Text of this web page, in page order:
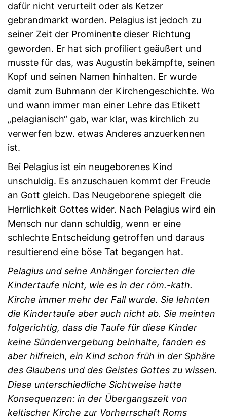
dafür nicht verurteilt oder als Ketzer
gebrandmarkt worden. Pelagius ist jedoch zu
seiner Zeit der Prominente dieser Richtung
geworden. Er hat sich profiliert geäußert und
musste für das, was Augustin bekämpfte, seinen
Kopf und seinen Namen hinhalten. Er wurde
damit zum Buhmann der Kirchengeschichte. Wo
und wann immer man einer Lehre das Etikett
„pelagianisch“ gab, war klar, was kirchlich zu
verwerfen bzw. etwas Anderes anzuerkennen
ist.
Bei Pelagius ist ein neugeborenes Kind
unschuldig. Es anzuschauen kommt der Freude
an Gott gleich. Das Neugeborene spiegelt die
Herrlichkeit Gottes wider. Nach Pelagius wird ein
Mensch nur dann schuldig, wenn er eine
schlechte Entscheidung getroffen und daraus
resultierend eine böse Tat begangen hat.
Pelagius und seine Anhänger forcierten die
Kindertaufe nicht, wie es in der röm.-kath.
Kirche immer mehr der Fall wurde. Sie lehnten
die Kindertaufe aber auch nicht ab. Sie meinten
folgerichtig, dass die Taufe für diese Kinder
keine Sündenvergebung beinhalte, fanden es
aber hilfreich, ein Kind schon früh in der Sphäre
des Glaubens und des Geistes Gottes zu wissen.
Diese unterschiedliche Sichtweise hatte
Konsequenzen: in der Übergangszeit von
keltischer Kirche zur Vorherrschaft Roms